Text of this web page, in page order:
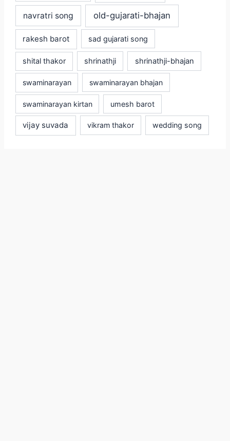
navratri song old-gujarati-bhajan
rakesh barot sad gujarati song
shital thakor shrinathji shrinathji-bhajan
swaminarayan swaminarayan bhajan
swaminarayan kirtan umesh barot
vijay suvada vikram thakor wedding song